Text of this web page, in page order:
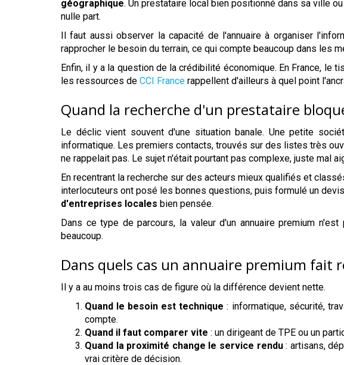
géographique. Un prestataire local bien positionné dans sa ville
nulle part.
Il faut aussi observer la capacité de l'annuaire à organiser
rapprocher le besoin du terrain, ce qui compte beaucoup dans les
Enfin, il y a la question de la crédibilité économique. En France,
les ressources de CCI France rappellent d'ailleurs à quel point
Quand la recherche d'un prestataire
Le déclic vient souvent d'une situation banale. Une petite
informatique. Les premiers contacts, trouvés sur des listes très
ne rappelait pas. Le sujet n'était pourtant pas complexe, juste mal
En recentrant la recherche sur des acteurs mieux qualifiés et
interlocuteurs ont posé les bonnes questions, puis formulé un
d'entreprises locales bien pensée.
Dans ce type de parcours, la valeur d'un annuaire premium
beaucoup.
Dans quels cas un annuaire premium fait
Il y a au moins trois cas de figure où la différence devient nette.
Quand le besoin est technique : informatique, sécurité,
compte.
Quand il faut comparer vite : un dirigeant de TPE ou un
Quand la proximité change le service rendu: artisans,
vrai critère de décision.